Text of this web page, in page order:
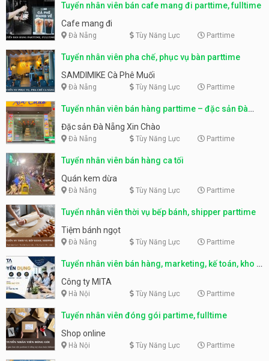
Tuyển nhân viên bán cafe mang đi parttime, fulltime
Cafe mang đi
Đà Nẵng Tùy Năng Lực Parttime
Tuyển nhân viên pha chế, phục vụ bàn parttime
SAMDIMIKE Cà Phê Muối
Đà Nẵng Tùy Năng Lực Parttime
Tuyển nhân viên bán hàng parttime – đặc sản Đà
Nẵng
Đặc sản Đà Nẵng Xin Chào
Đà Nẵng Tùy Năng Lực Parttime
Tuyển nhân viên bán hàng ca tối
Quán kem dừa
Đà Nẵng Tùy Năng Lực Parttime
Tuyển nhân viên thời vụ bếp bánh, shipper parttime
Tiệm bánh ngọt
Đà Nẵng Tùy Năng Lực Parttime
Tuyển nhân viên bán hàng, marketing, kế toán, kho –
parttime, fulltime
Công ty MITA
Hà Nội Tùy Năng Lực Parttime
Tuyển nhân viên đóng gói partime, fulltime
Shop online
Hà Nội Tùy Năng Lực Parttime